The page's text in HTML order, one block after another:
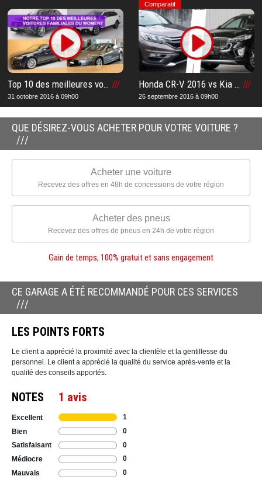
Top 10 des meilleures voitures familiales du moment : Notre liste pour vous aider à acheter le meilleur modèle familiale
31 octobre 2016 à 09h00
Comparatif
Honda CR-V 2016 vs Kia Sorento 2016 : Notre comparatif et notre avis après notre essai sur le meilleur SUV
26 septembre 2016 à 09h00
QUE DÉSIREZ-VOUS ACHETER POUR VOTRE VOITURE ?
Acheter une voiture
Recevez des offres en 48h de concessions de votre région
Acheter des pneus
Recevez des offres de pneus en 24h de votre région
Gain de temps, 100% gratuit et sans engagement
CE GARAGE A ÉTÉ RECOMMANDÉ POUR CES SERVICES
LES POINTS FORTS
Le client a apprécié la proximité avec la clientèle et la gentillesse du
personnel. Le client a apprécié la qualité du service après-vente et la
qualité des conseils apportés.
NOTES 1 avis
Excellent
1
Bien
0
Satisfaisant
0
Médiocre
0
Mauvais
0